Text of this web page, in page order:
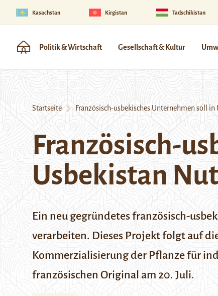
Kasachstan Kirgistan Tadschikistan
Politik & Wirtschaft Gesellschaft & Kultur
Startseite Französisch-usbekisches Unternehmen soll
Französisch-
Usbekistan
Ein neu gegründetes französisch-
verarbeiten. Dieses Projekt folgt auf
Kommerzialisierung der Pflanze für
französischen Original am 20. Juli.